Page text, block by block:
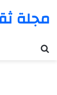
مجلة